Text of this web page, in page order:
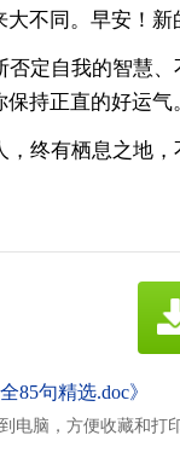
不同。早安！新
否定自我的智慧
持正直的好运气
，终有栖息之地
85句精选.doc》
电脑，方便收藏和打